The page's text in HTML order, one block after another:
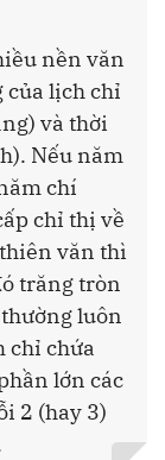
nền văn
của lịch chỉ
và thời
Nếu năm
chí
chỉ thị về
văn thì
trăng tròn
luôn
chỉ chứa
lớn các
2 (hay 3)